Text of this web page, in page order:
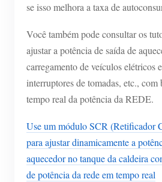
se isso melhora a taxa de
Você também pode consultar os
ajustar a potência de saída de
carregamento de veículos elétricos
interruptores de tomadas, etc., com
tempo real da potência da REDE.
Use um módulo SCR (Retificador
para ajustar dinamicamente a
aquecedor no tanque da caldeira
de potência da rede em tempo real